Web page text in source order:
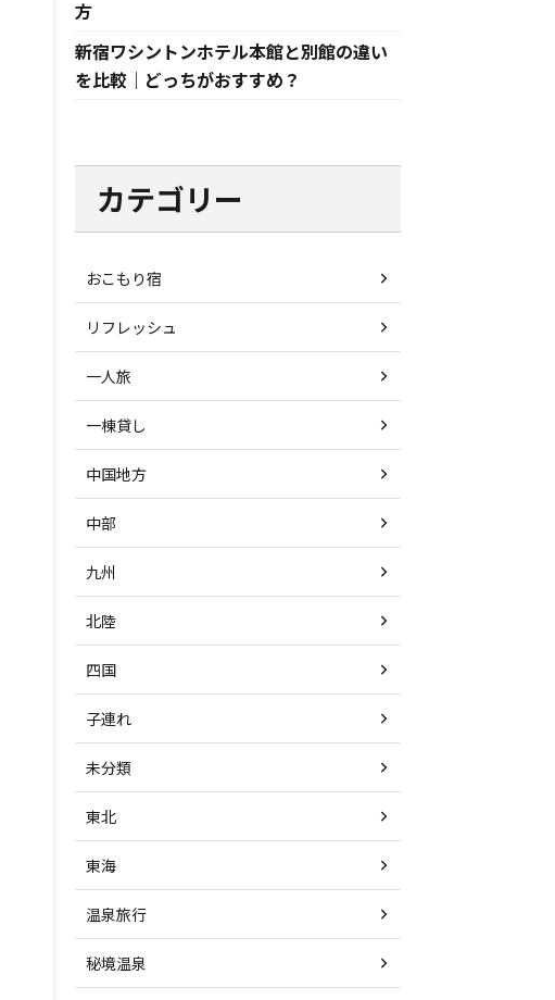
方
新宿ワシントンホテル本館と別館の違い
を比較｜どっちがおすすめ？
カテゴリー
おこもり宿
リフレッシュ
一人旅
一棟貸し
中国地方
中部
九州
北陸
四国
子連れ
未分類
東北
東海
温泉旅行
秘境温泉